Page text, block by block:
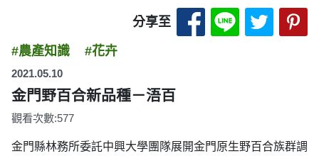
分享至 分享至 Facebook-
分享至分享
#農產知識 #花卉
2021.05.10
金門野百合新品種－浯百
觀看次數:577
金門縣林務所委託中興大學團隊展開金門原生野百合族群調